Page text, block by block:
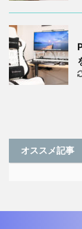
オススメ記事